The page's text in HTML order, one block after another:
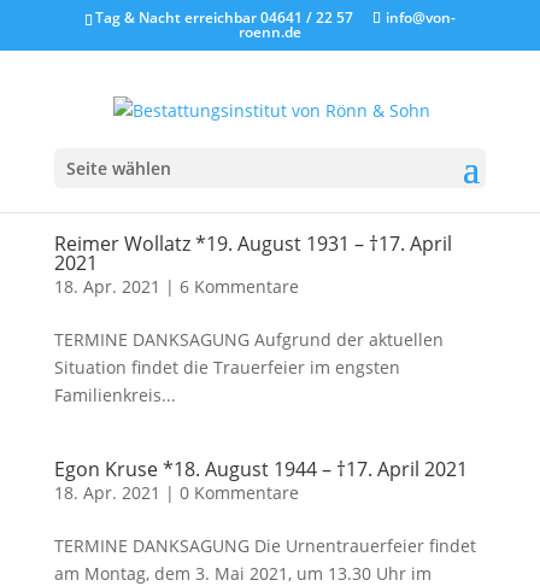
Tag & Nacht erreichbar 04641 / 22 57 info@von-
roenn.de
Seite wählen
Reimer Wollatz *19. August 1931 – †17. April
2021
18. Apr. 2021 | 6 Kommentare
TERMINE DANKSAGUNG Aufgrund der aktuellen
Situation findet die Trauerfeier im engsten
Familienkreis...
Egon Kruse *18. August 1944 – †17. April 2021
18. Apr. 2021 | 0 Kommentare
TERMINE DANKSAGUNG Die Urnentrauerfeier findet
am Montag, dem 3. Mai 2021, um 13.30 Uhr im